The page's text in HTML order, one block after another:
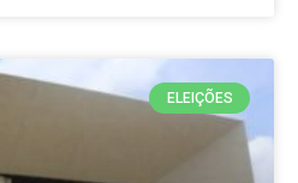
ELEIÇÕES